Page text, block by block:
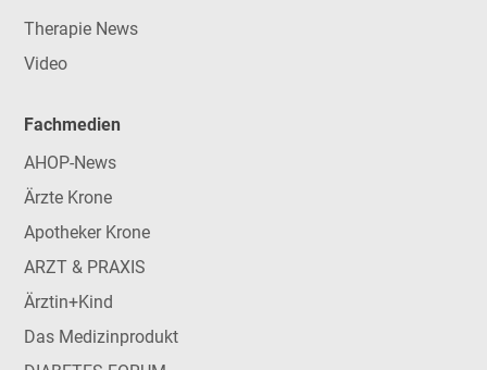
Therapie News
Video
Fachmedien
AHOP-News
Ärzte Krone
Apotheker Krone
ARZT & PRAXIS
Ärztin+Kind
Das Medizinprodukt